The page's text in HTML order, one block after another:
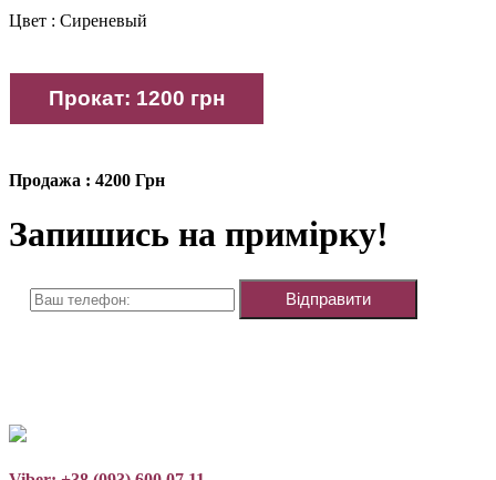
Цвет : Сиреневый
Продажа : 4200 Грн
Запишись на примірку!